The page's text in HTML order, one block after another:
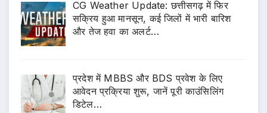
CG Weather Update: छत्तीसगढ़ में फिर
सक्रिय हुआ मानसून, कई जिलों में भारी बारिश
और तेज हवा का अलर्ट…
प्रदेश में MBBS और BDS प्रवेश के लिए
आवेदन प्रक्रिया शुरू, जानें पूरी काउंसिलिंग
डिटेल…